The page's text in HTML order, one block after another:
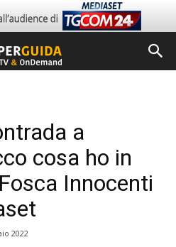
a
cosa ho in
Innocenti
2022